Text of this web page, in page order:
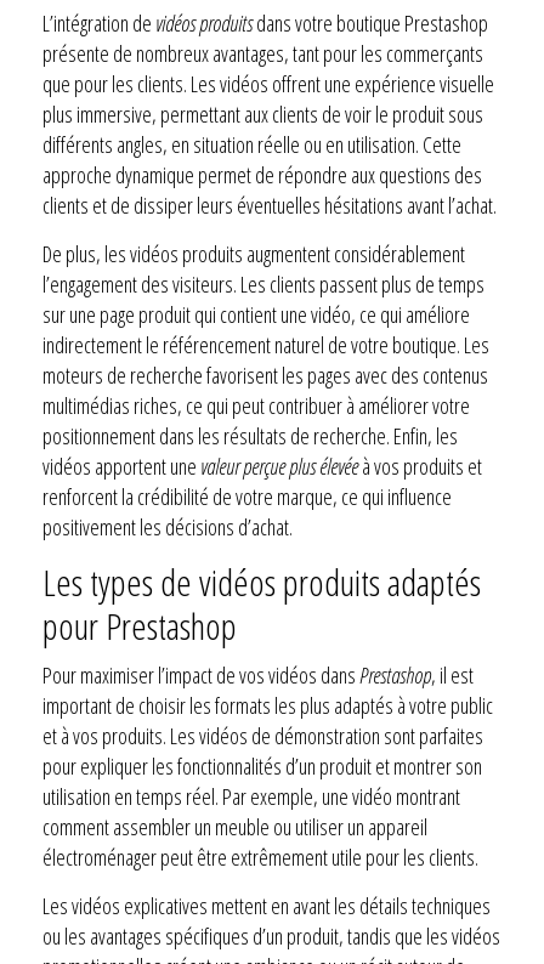
L’intégration de vidéos produitsdans votre boutique Prestashop
présente de nombreux avantages, tant pour les commerçants
que pour les clients. Les vidéos offrent une expérience visuelle
plus immersive, permettant aux clients de voir le produit sous
différents angles, en situation réelle ou en utilisation. Cette
approche dynamique permet de répondre aux questions des
clients et de dissiper leurs éventuelles hésitations avant l’achat.
De plus, les vidéos produits augmentent considérablement
l’engagement des visiteurs. Les clients passent plus de temps
sur une page produit qui contient une vidéo, ce qui améliore
indirectement le référencement naturel de votre boutique. Les
moteurs de recherche favorisent les pages avec des contenus
multimédias riches, ce qui peut contribuer à améliorer votre
positionnement dans les résultats de recherche. Enfin, les
vidéos apportent une valeur perçue plus élevéeà vos produits et
renforcent la crédibilité de votre marque, ce qui influence
positivement les décisions d’achat.
Les types de vidéos produits adaptés
pour Prestashop
Pour maximiser l’impact de vos vidéos dansPrestashop, il est
important de choisir les formats les plus adaptés à votre public
et à vos produits. Les vidéos de démonstration sont parfaites
pour expliquer les fonctionnalités d’un produit et montrer son
utilisation en temps réel. Par exemple, une vidéo montrant
comment assembler un meuble ou utiliser un appareil
électroménager peut être extrêmement utile pour les clients.
Les vidéos explicatives mettent en avant les détails techniques
ou les avantages spécifiques d’un produit, tandis que les vidéos